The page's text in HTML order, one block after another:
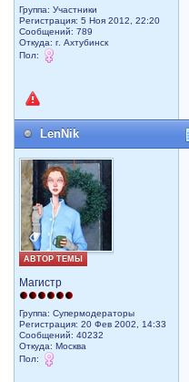
Группа: Участники
Регистрация: 5 Ноя 2012, 22:20
Сообщений: 789
Откуда: г. Ахтубинск
Пол:
LenNik
АВТОР ТЕМЫ
Магистр
Группа: Супермодераторы
Регистрация: 20 Фев 2002, 14:33
Сообщений: 40232
Откуда: Москва
Пол: